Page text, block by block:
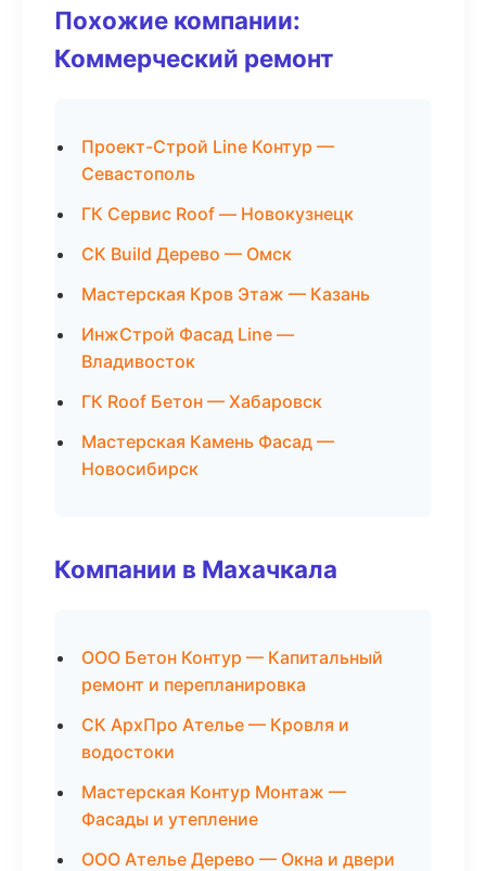
Похожие компании:
Коммерческий ремонт
Проект-Строй Line Контур —
Севастополь
ГК Сервис Roof — Новокузнецк
СК Build Дерево — Омск
Мастерская Кров Этаж — Казань
ИнжСтрой Фасад Line —
Владивосток
ГК Roof Бетон — Хабаровск
Мастерская Камень Фасад —
Новосибирск
Компании в Махачкала
ООО Бетон Контур — Капитальный
ремонт и перепланировка
СК АрхПро Ателье — Кровля и
водостоки
Мастерская Контур Монтаж —
Фасады и утепление
ООО Ателье Дерево — Окна и двери